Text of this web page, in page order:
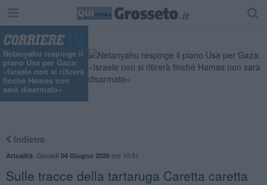
Netanyahu respinge il
piano Usa per Gaza:
«Israele non si ritirerà
finché Hamas non
sarà disarmato»
Indietro
Attualità Giovedì 04 Giugno 2026ore 10:51
Sulle tracce della tartaruga Caretta caretta